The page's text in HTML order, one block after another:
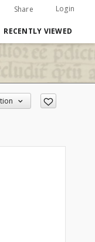
Share Login
RECENTLY VIEWED